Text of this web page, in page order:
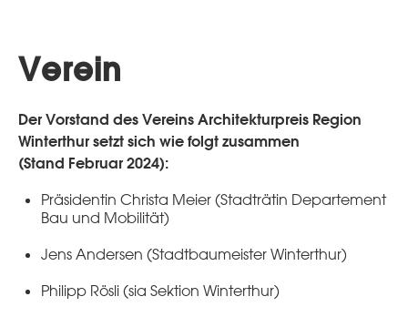
Verein
Der Vorstand des Vereins Architekturpreis Region
Winterthur setzt sich wie folgt zusammen
(Stand Februar 2024):
Präsidentin Christa Meier (Stadträtin Departement
Bau und Mobilität)
Jens Andersen (Stadtbaumeister Winterthur)
Philipp Rösli (sia Sektion Winterthur)